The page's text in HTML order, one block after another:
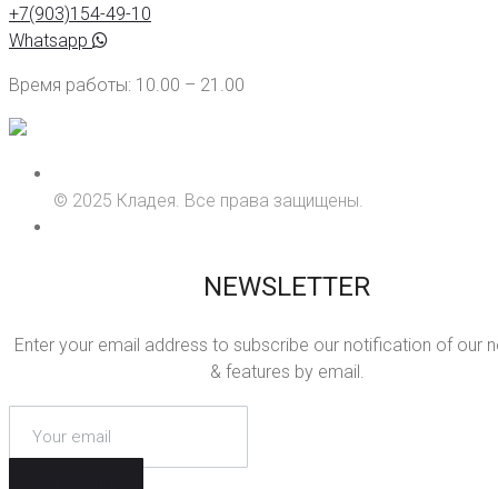
+7(903)154-49-10
Whatsapp
Время работы: 10.00 – 21.00
© 2025 Кладея. Все права защищены.
NEWSLETTER
Enter your email address to subscribe our notification of our
& features by email.